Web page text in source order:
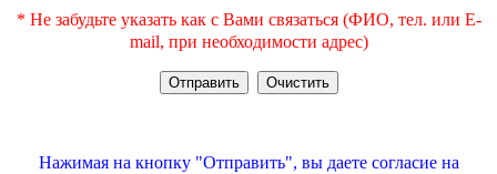
* Не забудьте указать как с Вами связаться (ФИО, тел. или E-
mail, при необходимости адрес)
Нажимая на кнопку "Отправить", вы даете согласие на